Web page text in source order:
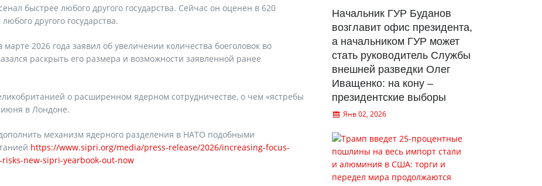
быстрее любого другого государства. Сейчас он оценен в 620
другого государства.
2026 года заявил об увеличении количества боеголовок во
раскрыть его размера и возможности заявленной ранее
о расширенном ядерном сотрудничестве, о чем «ястребы
июня в Лондоне.
механизм ядерного разделения в НАТО подобными
https://www.sipri.org/media/press-release/2026/increasing-focus-
new-sipri-yearbook-out-now
Начальник ГУР Буданов
возглавит офис президента,
а начальником ГУР может
стать руководитель Службы
внешней разведки Олег
Иващенко: на кону –
президентские выборы
Янв 02, 2026